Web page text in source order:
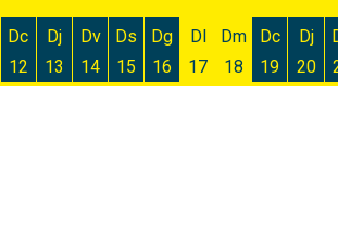
Dc
12
Dj
13
Dv
14
Ds
15
Dg
16
Dl
17
Dm
18
Dc
19
Dj
20